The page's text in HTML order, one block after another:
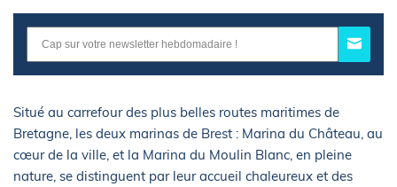
Situé au carrefour des plus belles routes maritimes de
Bretagne, les deux marinas de Brest : Marina du Château, au
cœur de la ville, et la Marina du Moulin Blanc, en pleine
nature, se distinguent par leur accueil chaleureux et des